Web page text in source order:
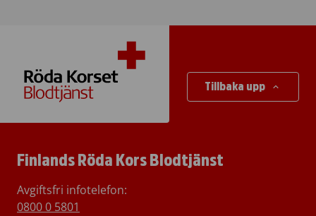
Tillbaka upp
Finlands Röda Kors Blodtjänst
Avgiftsfri infotelefon:
0800 0 5801